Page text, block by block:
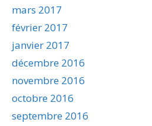
mars 2017
février 2017
janvier 2017
décembre 2016
novembre 2016
octobre 2016
septembre 2016